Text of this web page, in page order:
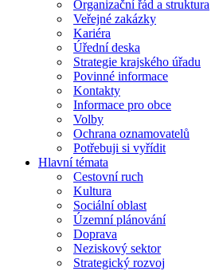
Organizační řád a struktura
Veřejné zakázky
Kariéra
Úřední deska
Strategie krajského úřadu
Povinné informace
Kontakty
Informace pro obce
Volby
Ochrana oznamovatelů
Potřebuji si vyřídit
Hlavní témata
Cestovní ruch
Kultura
Sociální oblast
Územní plánování
Doprava
Neziskový sektor
Strategický rozvoj